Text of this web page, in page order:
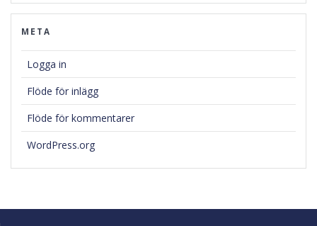
META
Logga in
Flöde för inlägg
Flöde för kommentarer
WordPress.org